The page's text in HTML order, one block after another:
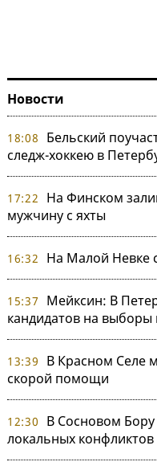
Новости
18:08
Бельский
следж-хоккею в
17:22
На Финском
мужчину с яхты
16:32 На Малой Невке
15:37
Мейксин: В
кандидатов на выборы
13:39
В Красном Селе
скорой помощи
12:30
В Сосновом
локальных конфликтов